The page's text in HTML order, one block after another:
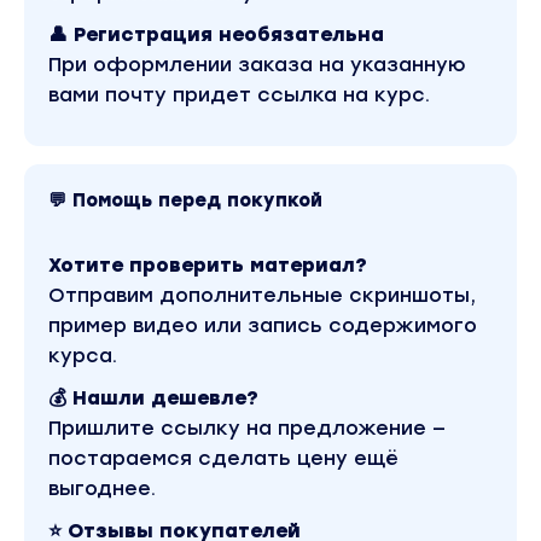
2022 году. В магазине Coursx.net материал
доступен за 590 рублей. Обучающий курс входит
в рубрику «Графика и Дизайн». Другие
материалы автора «Никита Юдаев» можно
найти через поиск по сайту.
👤 Регистрация необязательна
При оформлении заказа на указанную
вами почту придет ссылка на курс.
💬 Помощь перед покупкой
Хотите проверить материал?
Отправим дополнительные скриншоты,
пример видео или запись содержимого
курса.
💰 Нашли дешевле?
Пришлите ссылку на предложение —
постараемся сделать цену ещё
выгоднее.
⭐ Отзывы покупателей